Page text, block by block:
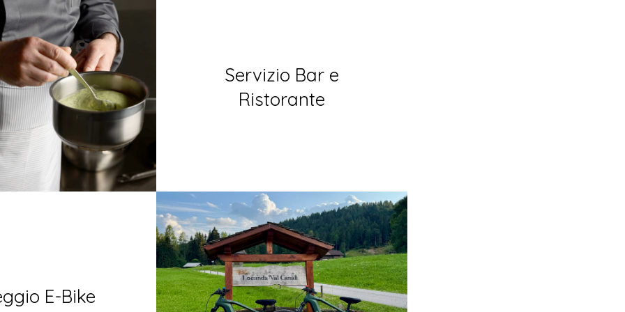
Servizio Bar e
Ristorante
E-Bike